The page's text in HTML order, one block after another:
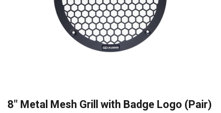
8" Metal Mesh Grill with Badge Logo (Pair)